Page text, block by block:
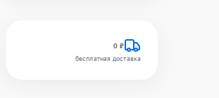
0 ₽
бесплатная доставка